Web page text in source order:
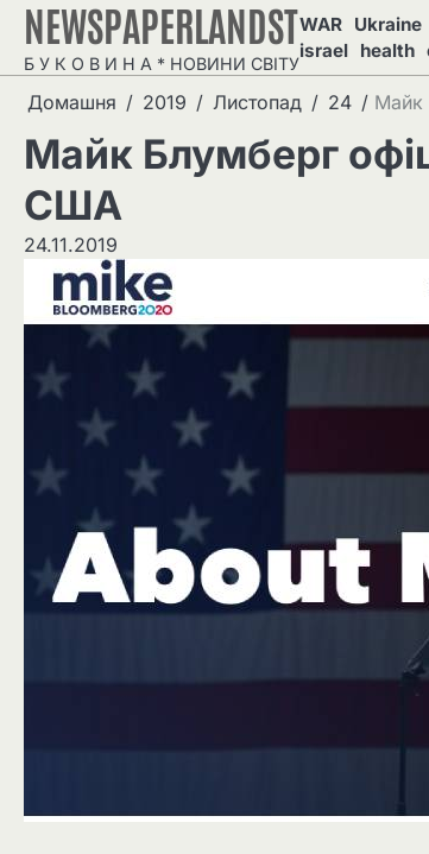
Перейти
вмісту
NEWSPAPERLANDST
Б У К О В И Н А * НОВИНИ СВІТУ
WAR Ukraine
israel health
Домашня 2019 Листопад 24 Майк
Майк Блумберг
США
24.11.2019